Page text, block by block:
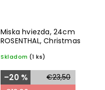
Miska hviezda, 24cm
ROSENTHAL, Christmas
Skladom (1 ks)
€23,50
–20 %